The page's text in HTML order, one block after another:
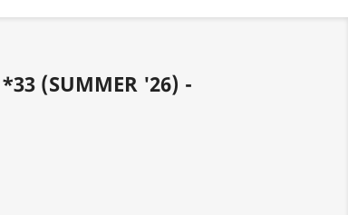
*33 (SUMMER '26) -